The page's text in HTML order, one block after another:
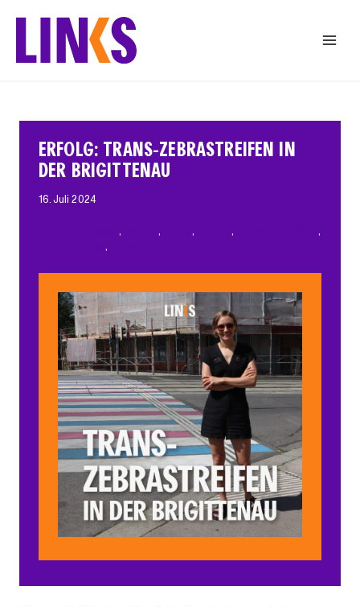
ERFOLG: TRANS-ZEBRASTREIFEN IN
DER BRIGITTENAU
16. Juli 2024
, Bezirke, Erfolg, ,
,
,